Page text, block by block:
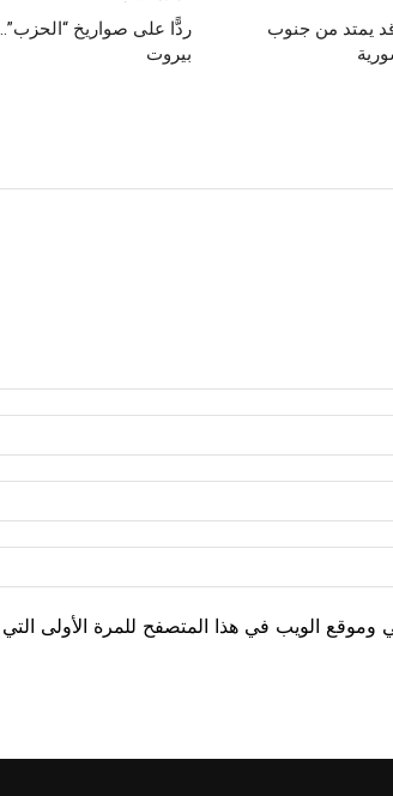
ردًّا على صواريخ
بيروت
يمتد من جنوب
وموقع الويب في هذا المتصفح للمرة الأولى